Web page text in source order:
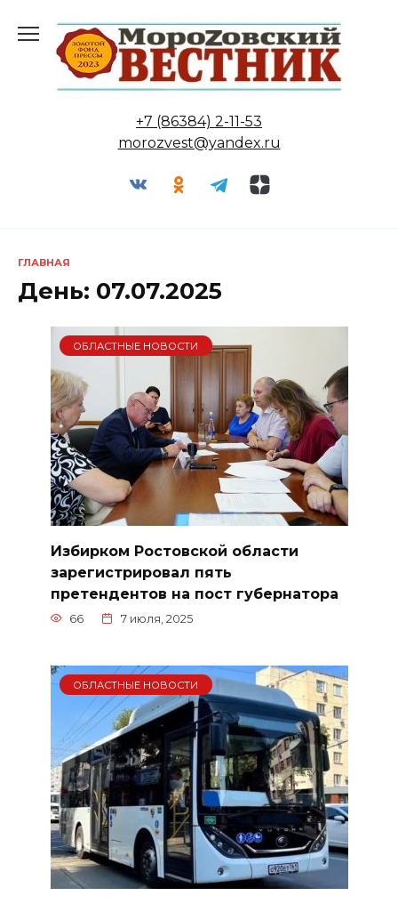
содержанию
+7 (86384) 2-11-53
morozvest@yandex.ru
ГЛАВНАЯ
День: 07.07.2025
ОБЛАСТНЫЕ НОВОСТИ
Избирком Ростовской области
зарегистрировал пять
претендентов на пост губернатора
66 7 июля, 2025
ОБЛАСТНЫЕ НОВОСТИ